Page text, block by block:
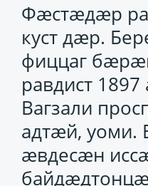
Фӕстӕдӕр
куст дӕр.
фиццаг
равдист
Вагзали
адтӕй,
ӕвдесӕн